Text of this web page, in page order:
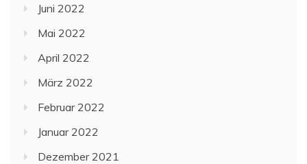
Juni 2022
Mai 2022
April 2022
März 2022
Februar 2022
Januar 2022
Dezember 2021